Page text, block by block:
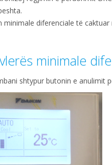
minimale diferenciale të
minimale
shtypur butonin e anulimit